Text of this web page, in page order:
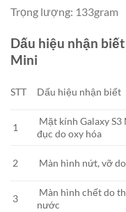
Trọng lượng: 133gram
Dấu hiệu nhận
Mini
STT Dấu hiệu nhận biết
1
Mặt kính Galaxy
đục do oxy hóa
2 Màn hình nứt, vỡ
3
Màn hình chết do
nước